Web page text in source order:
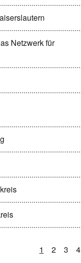
Netzwerk für
1 2 3
4